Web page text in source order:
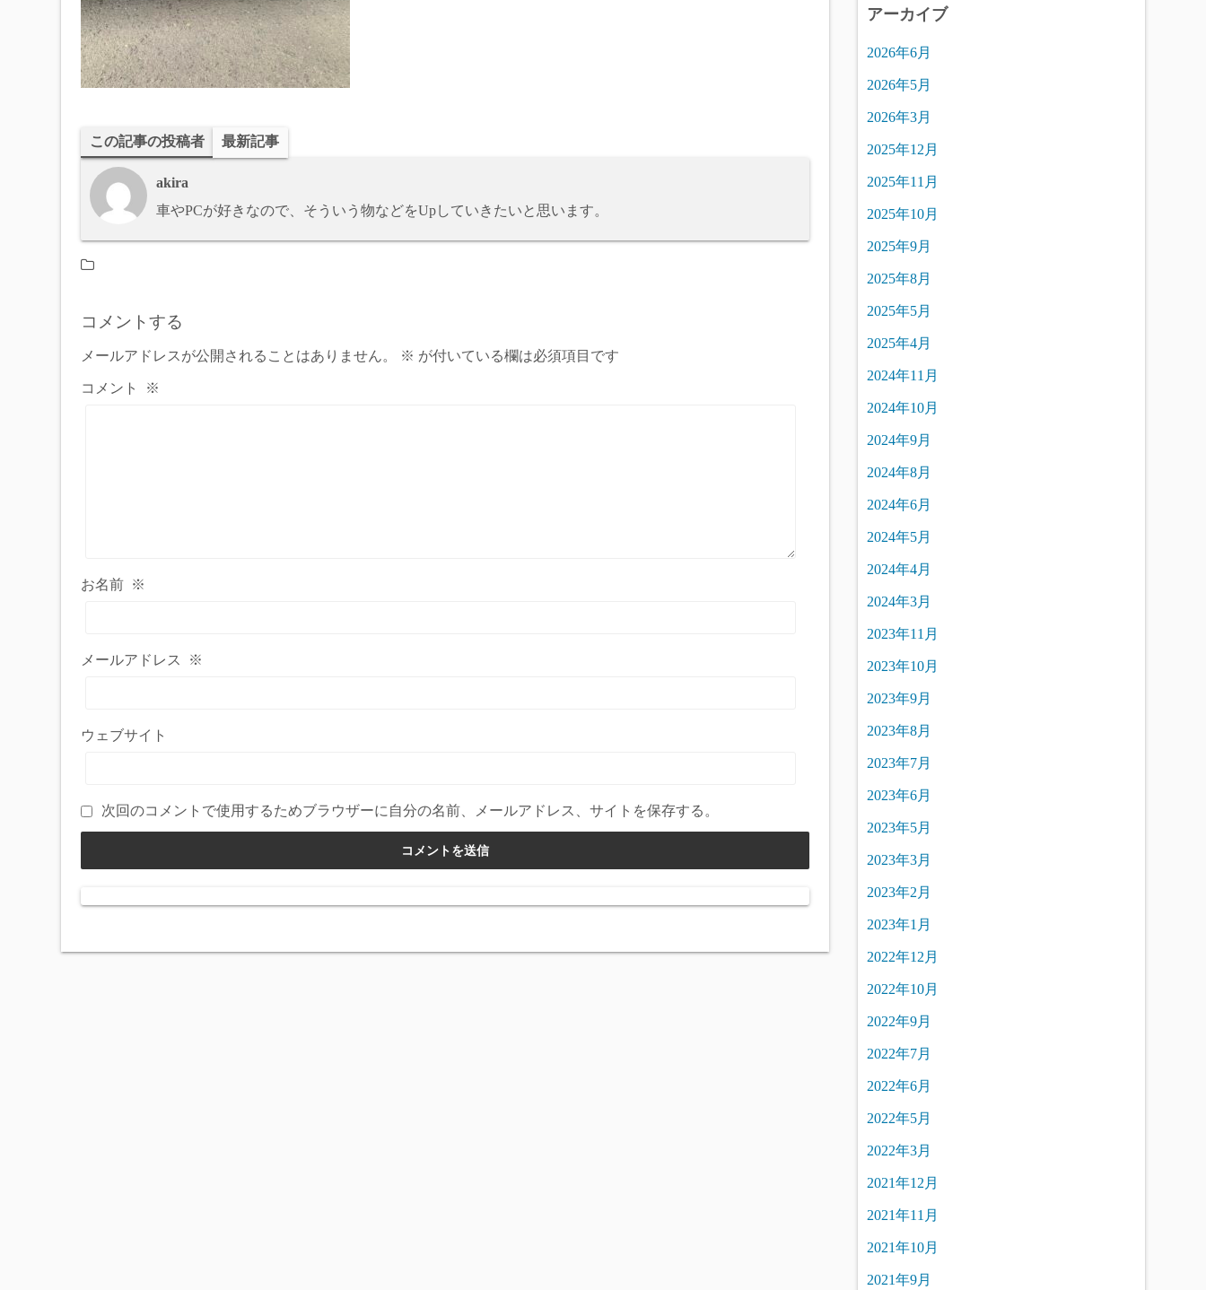
この記事の投稿者 最新記事
akira
車やPCが好きなので、そういう物などをUpしていきたいと思います。
コメントする
メールアドレスが公開されることはありません。 ※ が付いている欄は必須項目です
コメント ※
お名前 ※
メールアドレス ※
ウェブサイト
次回のコメントで使用するためブラウザーに自分の名前、メールアドレス、サイトを保存する。
アーカイブ
2026年6月
2026年5月
2026年3月
2025年12月
2025年11月
2025年10月
2025年9月
2025年8月
2025年5月
2025年4月
2024年11月
2024年10月
2024年9月
2024年8月
2024年6月
2024年5月
2024年4月
2024年3月
2023年11月
2023年10月
2023年9月
2023年8月
2023年7月
2023年6月
2023年5月
2023年3月
2023年2月
2023年1月
2022年12月
2022年10月
2022年9月
2022年7月
2022年6月
2022年5月
2022年3月
2021年12月
2021年11月
2021年10月
2021年9月